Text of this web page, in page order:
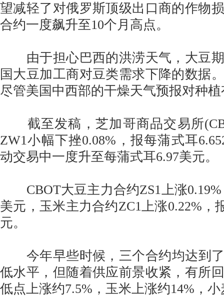
望减轻了对俄罗斯顶级出口商的作物
合约一度飙升至10个月高点。
由于担心巴西的洪涝天气，大豆期
国大豆加工商对豆类需求下降的数据
尽管美国中西部的干燥天气预报对种
截至发稿，芝加哥商品交易所
ZW1小幅下挫0.08%，报每蒲式耳
动交易中一度升至每蒲式耳6.97美元。
CBOT大豆主力合约ZS1上涨0.19%
美元，玉米主力合约ZC1上涨0.22%，
元。
今年早些时候，三个合约均达到了
低水平，但随着供应前景收紧，有所
低点上涨约7.5%，玉米上涨约14%，